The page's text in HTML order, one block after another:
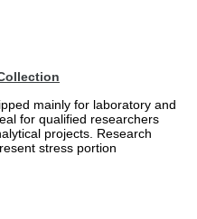
mainly for laboratory and
for qualified researchers
projects. Research
stress portion